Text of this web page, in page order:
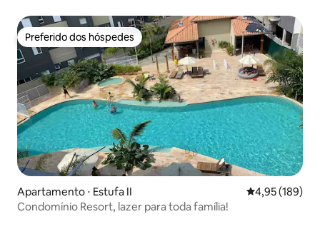
Preferido dos hóspedes
Preferido dos hóspedes
Apartamento ⋅ Estufa II 4,95 de uma
4,95 (189)
Condomínio Resort, lazer para toda família!